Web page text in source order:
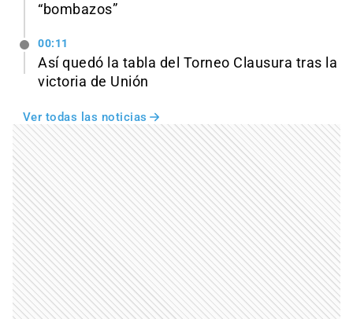
“bombazos”
00:11
Así quedó la tabla del Torneo Clausura tras la
victoria de Unión
Ver todas las noticias